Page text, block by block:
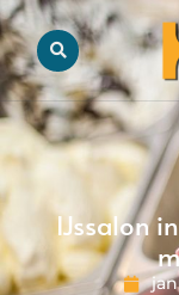
IJssalon